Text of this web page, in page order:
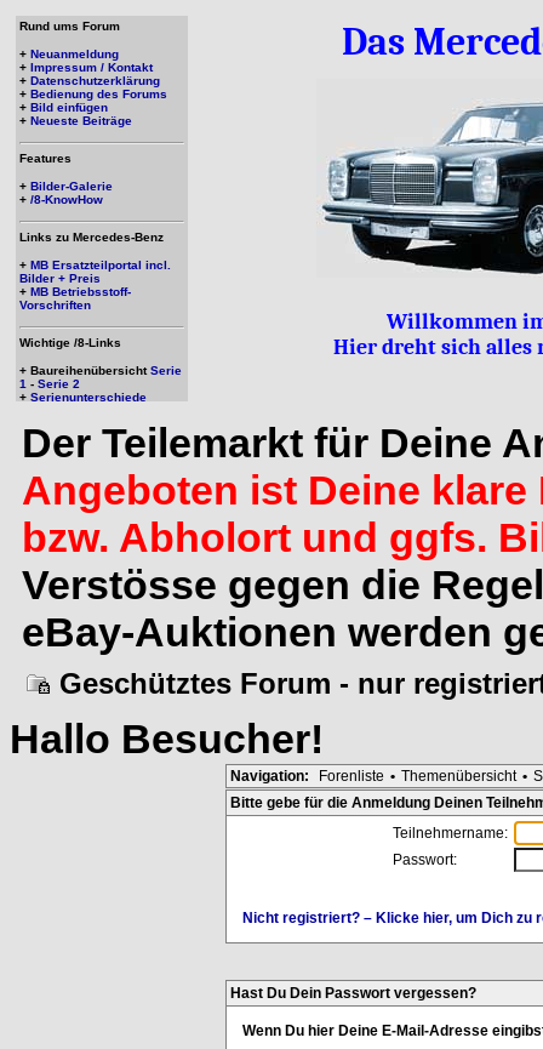
Rund ums Forum
+ Neuanmeldung
+ Impressum / Kontakt
+ Datenschutzerklärung
+ Bedienung des Forums
+ Bild einfügen
+ Neueste Beiträge
Features
+ Bilder-Galerie
+ /8-KnowHow
Links zu Mercedes-Benz
+ MB Ersatzteilportal incl.
Bilder + Preis
+ MB Betriebsstoff-
Vorschriften
Wichtige /8-Links
+ BaureihenübersichtSerie
1 - Serie 2
+ Serienunterschiede
Das
Willkommen
Hier dreht sich alles
Der Teilemarkt für Deine
Angeboten ist Deine
bzw. Abholort und ggfs.
Verstösse gegen die
eBay-Auktionen werden
Geschütztes Forum - nur
Hallo Besucher!
Navigation: Forenliste • Themenübersicht •
Bitte gebe für die Anmeldung Deinen
Teilnehmername:
Passwort:
Nicht registriert? – Klicke hier, um Dich zu
Hast Du Dein Passwort vergessen?
Wenn Du hier Deine E-Mail-Adresse